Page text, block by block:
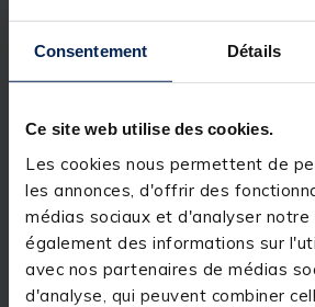
Consentement Détails
Ce site web utilise des cookies.
Les cookies nous permettent de
les annonces, d'offrir des
médias sociaux et d'analyser
également des informations sur
avec nos partenaires de médias
d'analyse, qui peuvent combiner
L' outil de montage de mouche
différentes opérations précises
confection de mouches
et pratique, c'est un outil 2 en 1